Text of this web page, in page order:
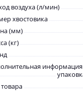
воздуха (л/мин)
хвостовика
(мм)
(кг)
информация